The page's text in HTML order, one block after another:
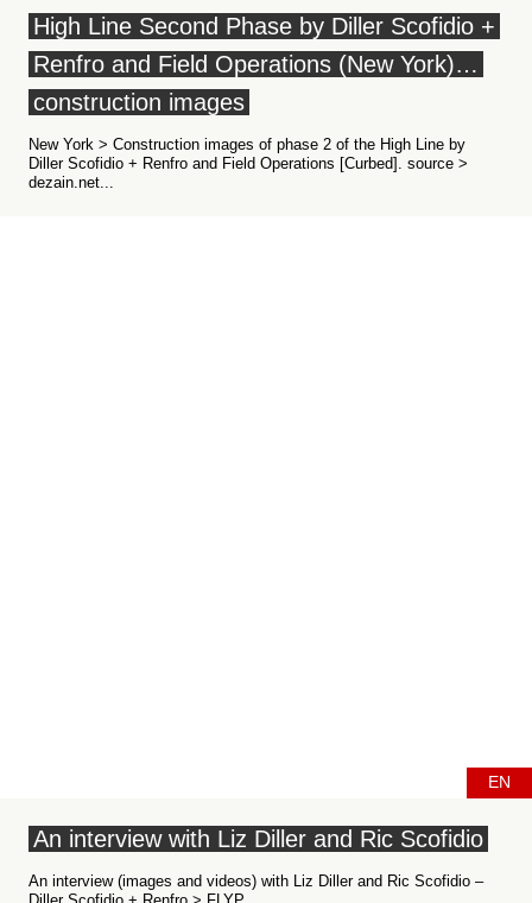
High Line Second Phase by Diller Scofidio +
Renfro and Field Operations (New York)…
construction images
New York > Construction images of phase 2 of the High Line by
Diller Scofidio + Renfro and Field Operations [Curbed]. source >
dezain.net...
EN
An interview with Liz Diller and Ric Scofidio
An interview (images and videos) with Liz Diller and Ric Scofidio –